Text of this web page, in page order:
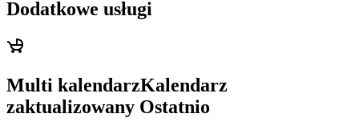
Dodatkowe usługi
Multi kalendarzKalendarz
zaktualizowany Ostatnio